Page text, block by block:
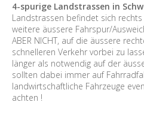
4-spurige Landstrassen in
Landstrassen befindet sich
weitere äussere Fahrspur/
ABER NICHT, auf die äussere
schnelleren Verkehr vorbei zu
länger als notwendig auf der
sollten dabei immer auf
landwirtschaftliche Fahrzeuge
achten !